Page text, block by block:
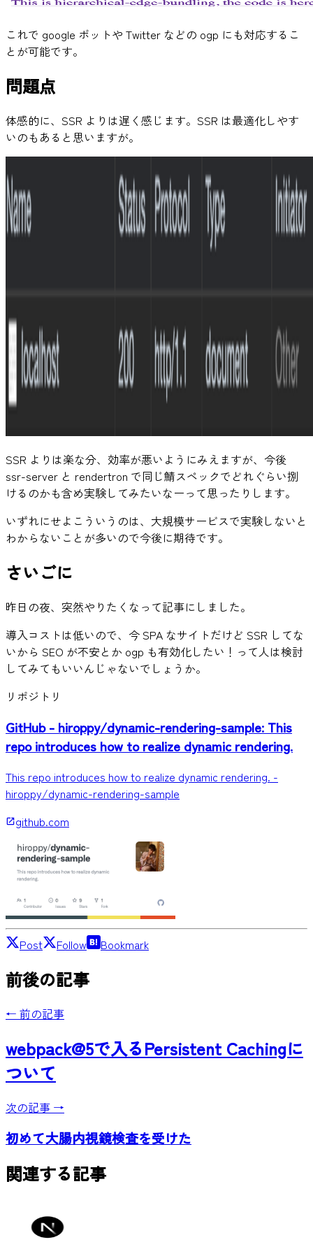
これで google ボットや Twitter などの ogp にも対応するこ
とが可能です。
問題点
体感的に、SSR よりは遅く感じます。SSR は最適化しやす
いのもあると思いますが。
SSR よりは楽な分、効率が悪いようにみえますが、今後
ssr-server と rendertron で同じ鯖スペックでどれぐらい捌
けるのかも含め実験してみたいなーって思ったりします。
いずれにせよこういうのは、大規模サービスで実験しないと
わからないことが多いので今後に期待です。
さいごに
昨日の夜、突然やりたくなって記事にしました。
導入コストは低いので、今 SPA なサイトだけど SSR してな
いから SEO が不安とか ogp も有効化したい！って人は検討
してみてもいいんじゃないでしょうか。
リポジトリ
GitHub - hiroppy/dynamic-rendering-sample: This
repo introduces how to realize dynamic rendering.
This repo introduces how to realize dynamic rendering. -
hiroppy/dynamic-rendering-sample
github.com
Post Follow Bookmark
前後の記事
← 前の記事
webpack@5で入るPersistent Cachingに
ついて
次の記事 →
初めて大腸内視鏡検査を受けた
関連する記事